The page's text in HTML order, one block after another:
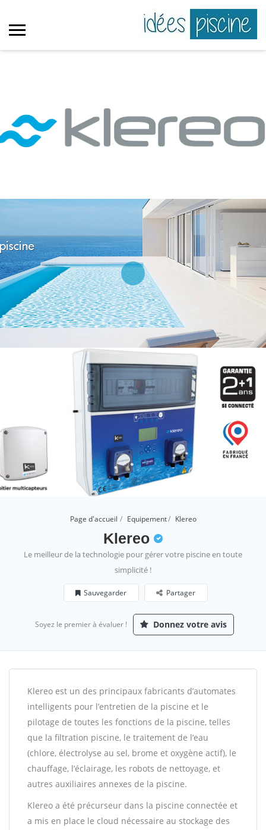
Page d'accueil Equipement Klereo
Klereo
Le meilleur de la technologie pour gérer votre piscine en toute
simplicité !
Sauvegarder Partager
Soyez le premier à évaluer ! Donnez votre avis
Klereo est un des principaux fabricants d’automates
intelligents pour l’entretien de la piscine et le
pilotage de toutes les fonctions de la piscine, telles
que la filtration piscine, le traitement de l’eau
(chlore, électrolyse au sel, brome et oxygène actif), le
chauffage, l’éclairage, les robots de nettoyage, et
autres auxiliaires annexes de la piscine.
Klereo a été précurseur dans la piscine connectée et
a mis en place le cloud nécessaire au stockage des